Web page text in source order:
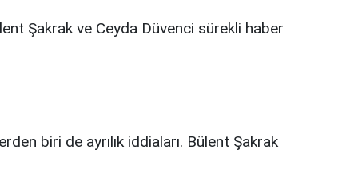
Şakrak ve Ceyda Düvenci sürekli haber
biri de ayrılık iddiaları. Bülent Şakrak